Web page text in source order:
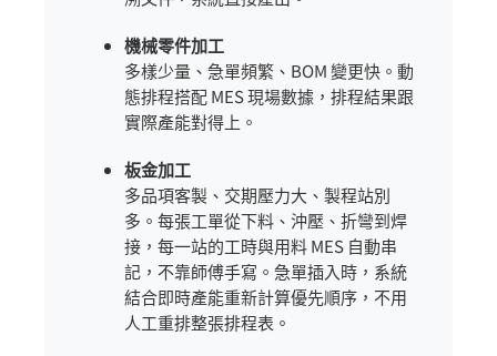
機械零件加工
多樣少量、急單頻繁、BOM 變更快。動
態排程搭配 MES 現場數據，排程結果跟
實際產能對得上。
板金加工
多品項客製、交期壓力大、製程站別
多。每張工單從下料、沖壓、折彎到焊
接，每一站的工時與用料 MES 自動串
記，不靠師傅手寫。急單插入時，系統
結合即時產能重新計算優先順序，不用
人工重排整張排程表。